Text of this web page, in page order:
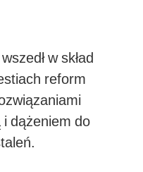
w skład
reform
dążeniem do